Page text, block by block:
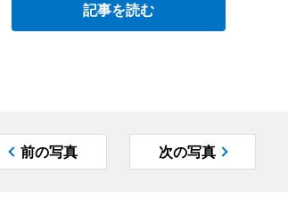
記事を読む
前の写真 次の写真